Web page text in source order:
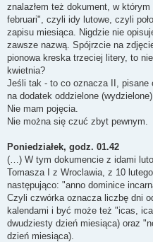
znalazłem też dokument, w
februari", czyli idy lutowe, czyli
zapisu miesiąca. Nigdzie nie
zawsze nazwą. Spójrzcie na
pionowa kreska trzeciej litery, to
kwietnia?
Jeśli tak - to co oznacza II, pisane
na dodatek oddzielone
Nie mam pojęcia.
Nie można się czuć zbyt pewnym.
Poniedziałek, godz. 01.42
(…) W tym dokumencie z idami
Tomasza I z Wroclawia, z 10
następująco: "anno dominice
Czyli czwórka oznacza liczbę dni
kalendami i być może też "icas,
dwudziesty dzień miesiąca) oraz
dzień miesiąca).